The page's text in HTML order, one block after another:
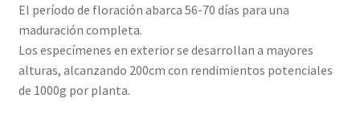
El período de floración abarca 56-70 días para una
maduración completa.
Los especímenes en exterior se desarrollan a mayores
alturas, alcanzando 200cm con rendimientos potenciales
de 1000g por planta.